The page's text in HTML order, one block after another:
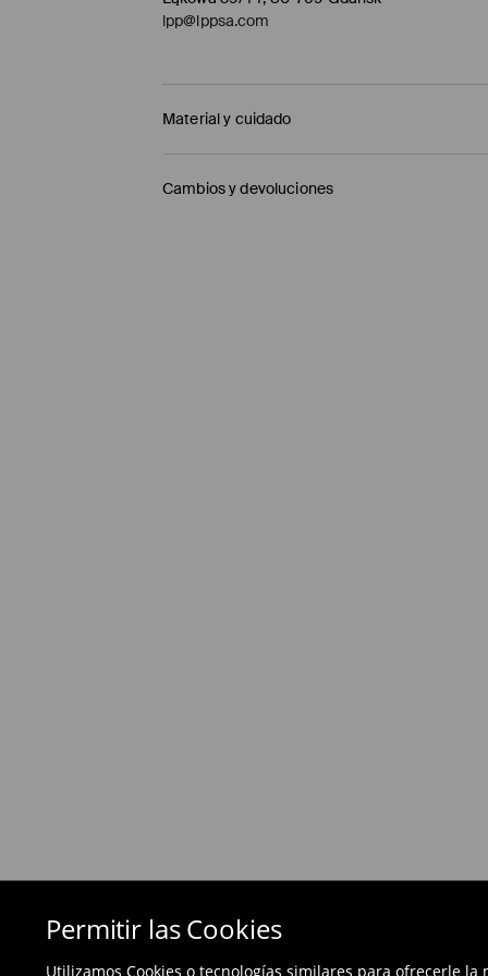
Permitir las Cookies
Utilizamos Cookies o tecnologías similares para ofrecerle
lpp@lppsa.com
Material y cuidado
1º TELA : 95% MODAL, 5% ELASTANO
Cambios y devoluciones